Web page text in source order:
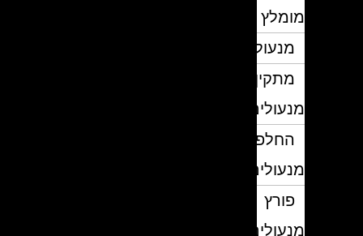
מומלץ
מנעולנים
מתקין
מנעולים
החלפת
מנעולים
פורץ
מנעולים